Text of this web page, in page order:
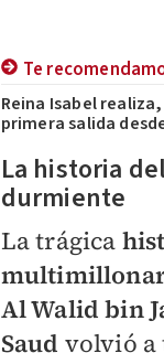
Te
Reina Isabel
primera salida
La historia
durmiente
La trágica
Al Walid bin
Saud volvió a